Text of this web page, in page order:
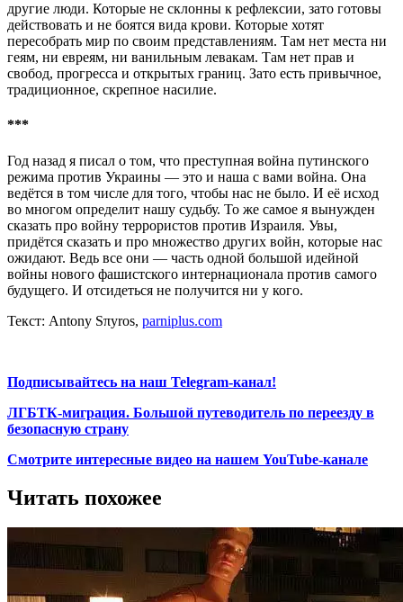
другие люди. Которые не склонны к рефлексии, зато готовы
действовать и не боятся вида крови. Которые хотят
пересобрать мир по своим представлениям. Там нет места ни
геям, ни евреям, ни ванильным левакам. Там нет прав и
свобод, прогресса и открытых границ. Зато есть привычное,
традиционное, скрепное насилие.
***
Год назад я писал о том, что преступная война путинского
режима против Украины — это и наша с вами война. Она
ведётся в том числе для того, чтобы нас не было. И её исход
во многом определит нашу судьбу. То же самое я вынужден
сказать про войну террористов против Израиля. Увы,
придётся сказать и про множество других войн, которые нас
ожидают. Ведь все они — часть одной большой идейной
войны нового фашистского интернационала против самого
будущего. И отсидеться не получится ни у кого.
Текст: Antony Sπyros, parniplus.com
Подписывайтесь на наш Telegram-канал!
ЛГБТК-миграция. Большой путеводитель по переезду в
безопасную страну
Смотрите интересные видео на нашем YouTube-канале
Читать похожее